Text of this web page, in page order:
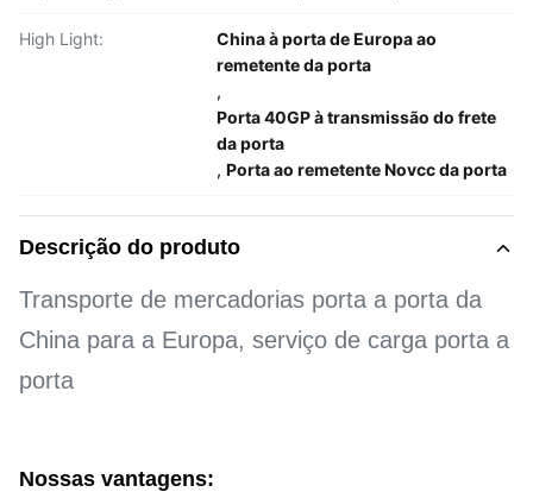
High Light:
China à porta de Europa ao
remetente da porta
,
Porta 40GP à transmissão do frete
da porta
, Porta ao remetente Novcc da porta
Descrição do produto
Transporte de mercadorias porta a porta da
China para a Europa, serviço de carga porta a
porta
Nossas vantagens: